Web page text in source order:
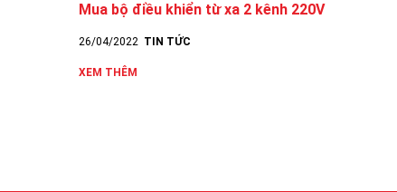
Mua bộ điều khiển từ xa 2 kênh 220V
26/04/2022 TIN TỨC
XEM THÊM